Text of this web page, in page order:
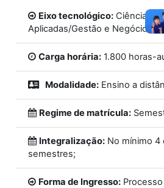
Eixo tecnológico: Ciências
Aplicadas/Gestão e Negócios;
Carga horária: 1.800 horas-
Modalidade: Ensino a
Regime de matrícula:
Integralização: No mínimo 4
semestres;
Forma de Ingresso: